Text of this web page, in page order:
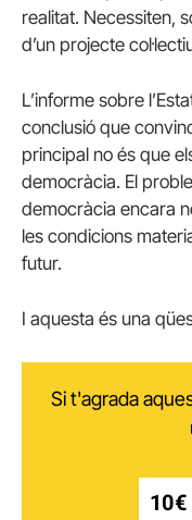
realitat. Necessiten,
d’un projecte
L’informe sobre
conclusió que
principal no és que
democràcia. El
democràcia encara
les condicions
futur.
I aquesta és una
Si t'agrada
10€